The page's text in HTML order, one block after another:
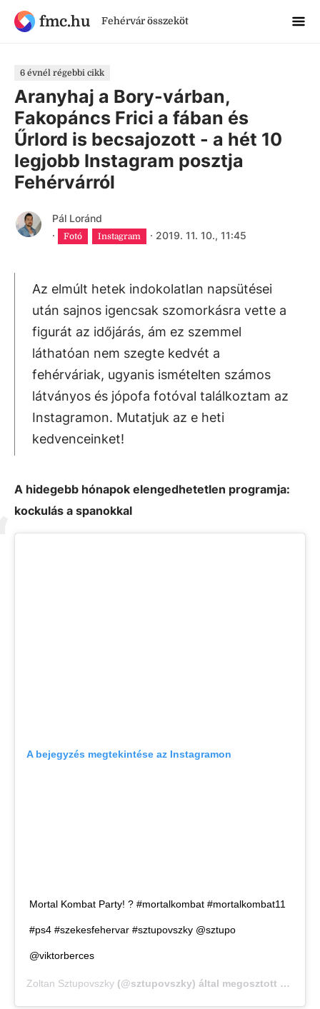
fmc.hu Fehérvár összeköt
6 évnél régebbi cikk
Aranyhaj a Bory-várban,
Fakopáncs Frici a fában és
Űrlord is becsajozott - a hét 10
legjobb Instagram posztja
Fehérvárról
Pál Loránd
·
Fotó Instagram · 2019. 11. 10., 11:45
Az elmúlt hetek indokolatlan napsütései
után sajnos igencsak szomorkásra vette a
figurát az időjárás, ám ez szemmel
láthatóan nem szegte kedvét a
fehérváriak, ugyanis ismételten számos
látványos és jópofa fotóval találkoztam az
Instagramon. Mutatjuk az e heti
kedvenceinket!
A hidegebb hónapok elengedhetetlen programja:
kockulás a spanokkal
A bejegyzés megtekintése az Instagramon
Mortal Kombat Party! ? #mortalkombat #mortalkombat11
#ps4 #szekesfehervar #sztupovszky @sztupo
@viktorberces
Zoltan Sztupovszky (@sztupovszky) által megosztott bejegyzés,